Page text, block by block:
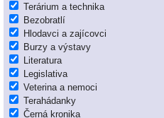
Terárium a technika
Bezobratlí
Hlodavci a zajícovci
Burzy a výstavy
Literatura
Legislativa
Veterina a nemoci
Terahádanky
Černá kronika